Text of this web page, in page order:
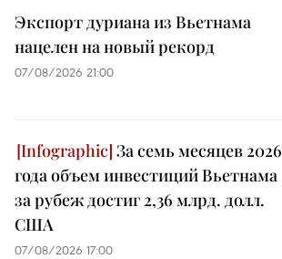
Экспорт дуриана из Вьетнама
нацелен на новый рекорд
07/08/2026 21:00
За семь месяцев 2026
года объем инвестиций Вьетнама
за рубеж достиг 2,36 млрд. долл.
США
07/08/2026 17:00